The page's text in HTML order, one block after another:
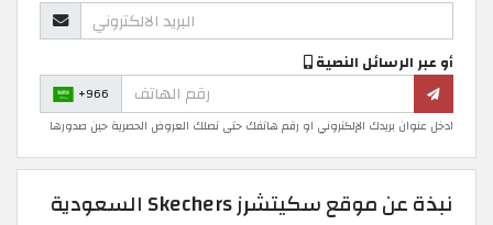
أو عبر الرسائل النصية
+966
ادخل عنوان بريدك الإلكتروني او رقم هاتفك حتى تصلك العروض الحصرية حين صدورها
نبذة عن موقع سكيتشرز Skechers السعودية